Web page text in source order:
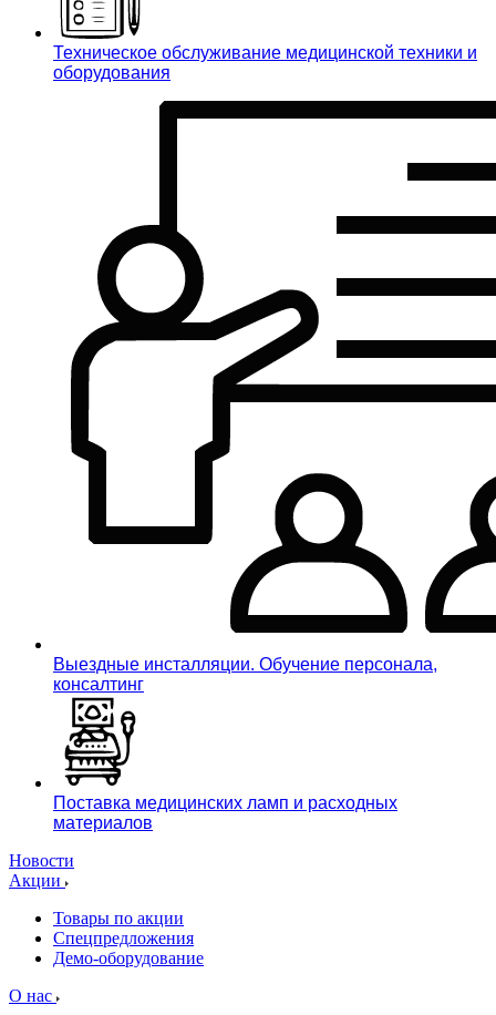
Техническое обслуживание медицинской техники и
оборудования
Выездные инсталляции. Обучение персонала,
консалтинг
Поставка медицинских ламп и расходных
материалов
Новости
Акции
Товары по акции
Спецпредложения
Демо-оборудование
О нас